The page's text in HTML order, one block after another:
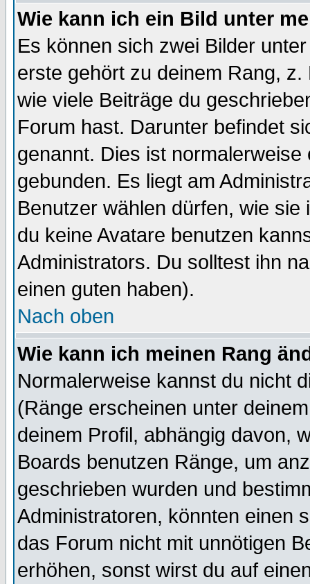
Wie kann ich ein Bild unter
Es können sich zwei Bilder
erste gehört zu deinem Rang,
wie viele Beiträge du
Forum hast. Darunter befindet
genannt. Dies ist
gebunden. Es liegt am
Benutzer wählen dürfen, wie
du keine Avatare benutzen
Administrators. Du solltest ihn
einen guten haben).
Nach oben
Wie kann ich meinen Rang
Normalerweise kannst du nicht
(Ränge erscheinen unter
deinem Profil, abhängig davon,
Boards benutzen Ränge, um
geschrieben wurden und
Administratoren, könnten einen
das Forum nicht mit unnötigen
erhöhen, sonst wirst du auf